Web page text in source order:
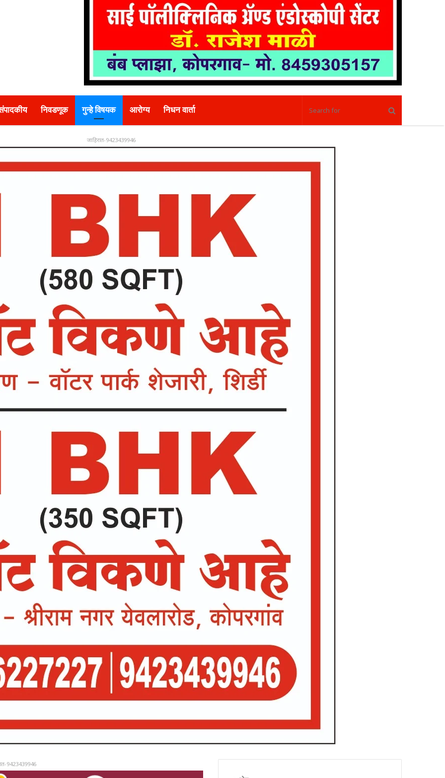
निवडणूक गुन्हे विषयक आरोग्य निधन वार्ता
जाहिरात-9423439946
9423439946